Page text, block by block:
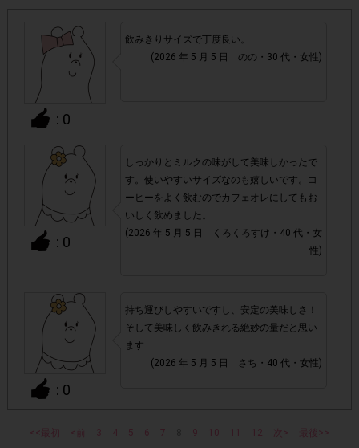
ます。
▼ポイント付与対象外
チェックポイントの条件を満たしていない場合
・1つのアンケートにつき、お1人様あたり複数回の参加が
確認された場合。
株式会社エクスクリエが運営する、レシートを活用したサ
ービスのモニター回答は、1つのアンケートにつき1人1回
・レシート画像に
「チェーン名」「店舗名」「電話番
号」「購入日時」「対象商品名」「購入個数」「価格」
の全てが記載されていない場合
▼レシート画像について
さい。
: 0
飲みきりサイズで丁度良い。
(2026 年 5 月 5 日 のの・30 代・女性)
: 0
しっかりとミルクの味がして美味しかったで
す。使いやすいサイズなのも嬉しいです。コ
ーヒーをよく飲むのでカフェオレにしてもお
いしく飲めました。
(2026 年 5 月 5 日 くろくろすけ・40 代・女
性)
: 0
持ち運びしやすいですし、安定の美味しさ！
そして美味しく飲みきれる絶妙の量だと思い
ます
(2026 年 5 月 5 日 さち・40 代・女性)
使い切りしやすい
<<最初 <前 3 4 5 6 7 9 10 11 12 次> 最後>>